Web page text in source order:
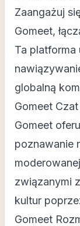
Zaangażuj
Gomeet,
Ta platforma
globalną
Gomeet
Gomeet
poznawanie
związanymi
kultur
Gomeet